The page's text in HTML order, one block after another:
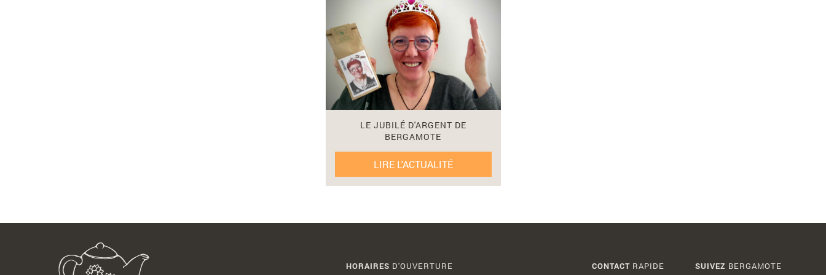
contenu
de
l'actualité
de
Bergamote
Jubilé
d'Argent
LE JUBILÉ D'ARGENT DE
BERGAMOTE
LIRE L'ACTUALITÉ
HORAIRES D'OUVERTURE CONTACT RAPIDE SUIVEZ BERGAMOTE